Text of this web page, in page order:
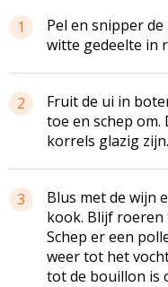
1
Pel en snipper
witte gedeelte in
2 Fruit de ui in
toe en schep
korrels glazig zijn.
3
Blus met de wijn
kook. Blijf roeren
Schep er een
weer tot het
tot de bouillon is